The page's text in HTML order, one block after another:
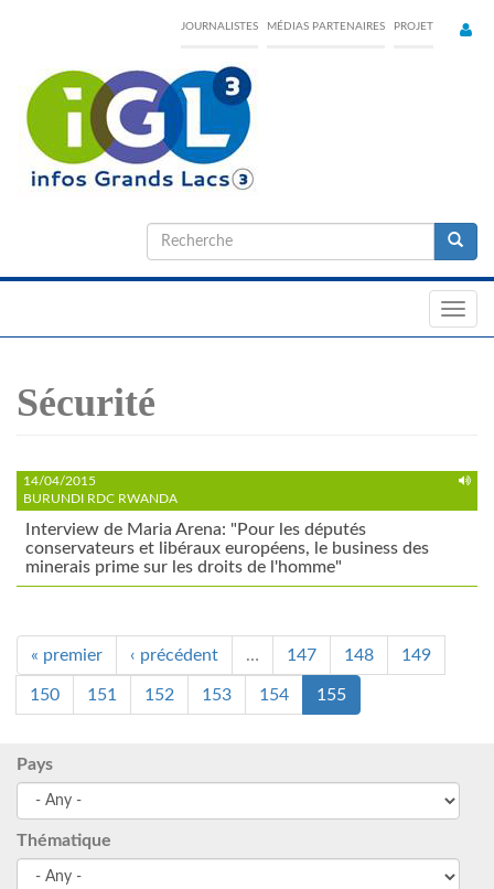
content
JOURNALISTES MÉDIAS PARTENAIRES PROJET
Formulaire
de
Sécurité
14/04/2015
BURUNDI RDC RWANDA
Interview de Maria Arena: "Pour les députés
conservateurs et libéraux européens, le business des
minerais prime sur les droits de l'homme"
« premier ‹ précédent … 147 148 149
150 151 152 153 154 155
Pays
Thématique